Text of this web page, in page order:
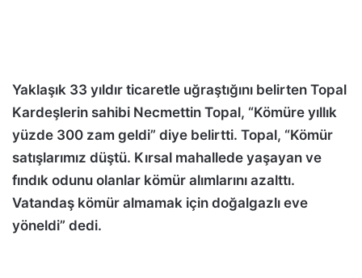
Yaklaşık 33 yıldır ticaretle uğraştığını belirten Topal
Kardeşlerin sahibi Necmettin Topal, “Kömüre yıllık
yüzde 300 zam geldi” diye belirtti. Topal, “Kömür
satışlarımız düştü. Kırsal mahallede yaşayan ve
fındık odunu olanlar kömür alımlarını azalttı.
Vatandaş kömür almamak için doğalgazlı eve
yöneldi” dedi.